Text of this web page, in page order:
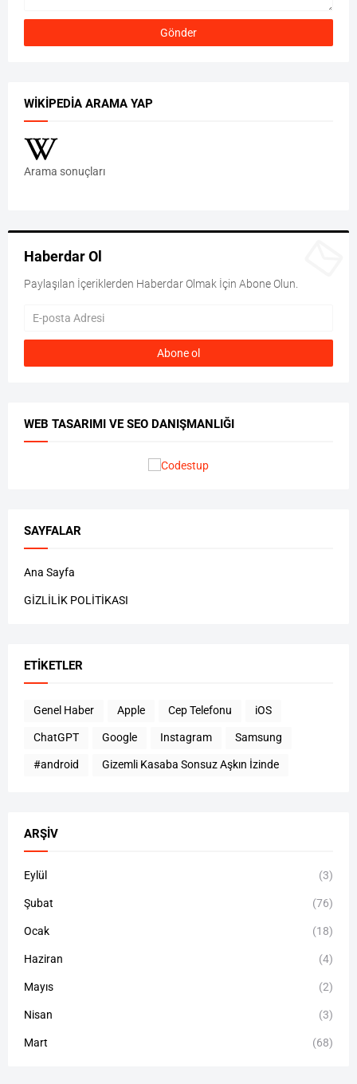
WIKIPEDIA ARAMA YAP
Arama sonuçları
Haberdar Ol
Paylaşılan İçeriklerden Haberdar Olmak İçin Abone Olun.
WEB TASARIMI VE SEO DANIŞMANLIĞI
SAYFALAR
Ana Sayfa
GİZLİLİK POLİTİKASI
ETIKETLER
Genel Haber Apple Cep Telefonu iOS
ChatGPT Google Instagram Samsung
#android Gizemli Kasaba Sonsuz Aşkın İzinde
ARŞIV
Eylül (3)
Şubat (76)
Ocak (18)
Haziran (4)
Mayıs (2)
Nisan (3)
Mart (68)